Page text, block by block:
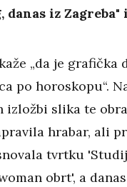
danas iz
„da je grafička
po horoskopu“.
slika te
hrabar, ali
tvrtku
obrt', a